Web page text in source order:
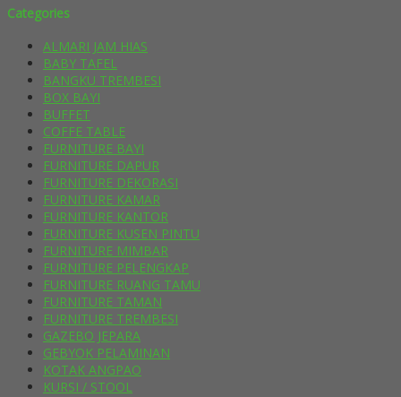
Categories
ALMARI JAM HIAS
BABY TAFEL
BANGKU TREMBESI
BOX BAYI
BUFFET
COFFE TABLE
FURNITURE BAYI
FURNITURE DAPUR
FURNITURE DEKORASI
FURNITURE KAMAR
FURNITURE KANTOR
FURNITURE KUSEN PINTU
FURNITURE MIMBAR
FURNITURE PELENGKAP
FURNITURE RUANG TAMU
FURNITURE TAMAN
FURNITURE TREMBESI
GAZEBO JEPARA
GEBYOK PELAMINAN
KOTAK ANGPAO
KURSI / STOOL